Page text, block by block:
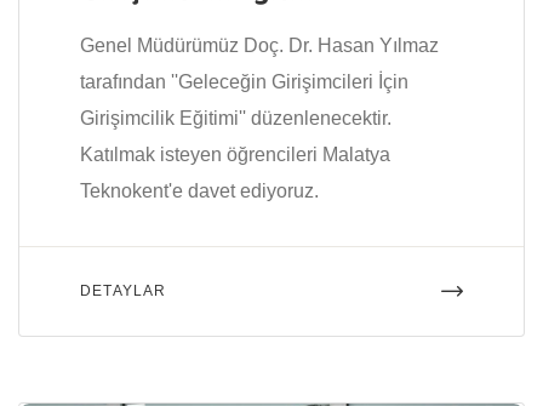
Genel Müdürümüz Doç. Dr. Hasan Yılmaz
tarafından ''Geleceğin Girişimcileri İçin
Girişimcilik Eğitimi'' düzenlenecektir.
Katılmak isteyen öğrencileri Malatya
Teknokent'e davet ediyoruz.
DETAYLAR